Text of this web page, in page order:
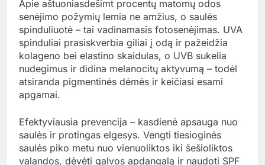
Apie aštuoniasdešimt procentų matomų odos
senėjimo požymių lemia ne amžius, o saulės
spinduliuotė – tai vadinamasis fotosenėjimas. UVA
spinduliai prasiskverbia giliai į odą ir pažeidžia
kolageno bei elastino skaidulas, o UVB sukelia
nudegimus ir didina melanocitų aktyvumą – todėl
atsiranda pigmentinės dėmės ir keičiasi esami
apgamai.
Efektyviausia prevencija – kasdienė apsauga nuo
saulės ir protingas elgesys. Vengti tiesioginės
saulės piko metu nuo vienuoliktos iki šešioliktos
valandos, dėvėti galvos apdangalą ir naudoti SPF